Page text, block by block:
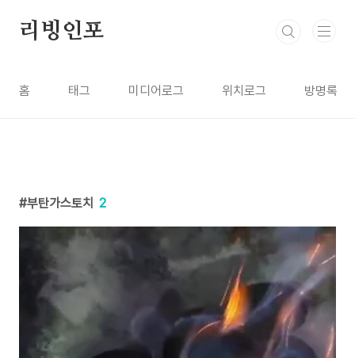
리빙인포
홈 태그 미디어로그 위치로그 방명록
부탄가스토치 2